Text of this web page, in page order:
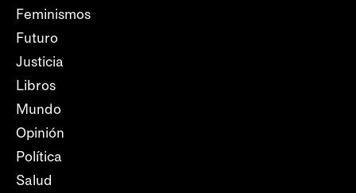
Feminismos
Futuro
Justicia
Libros
Mundo
Opinión
Política
Salud